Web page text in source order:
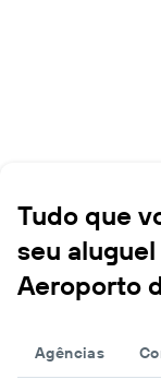
Tudo que
seu
Aeroporto
Agências